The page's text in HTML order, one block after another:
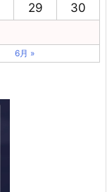
29
30
6月 »